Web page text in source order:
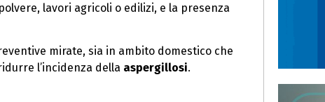
lavori agricoli o edilizi, e la presenza
mirate, sia in ambito domestico che
l’incidenza della aspergillosi.